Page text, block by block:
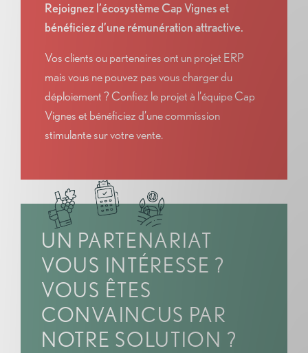
Rejoignez l’écosystème Cap Vignes et
bénéficiez d’une rémunération attractive.
Vos clients ou partenaires ont un projet ERP
mais vous ne pouvez pas vous charger du
déploiement ? Confiez le projet à l’équipe Cap
Vignes et bénéficiez d’une commission
stimulante sur votre vente.
UN PARTENARIAT
VOUS INTÉRESSE ?
VOUS ÊTES
CONVAINCUS PAR
NOTRE SOLUTION ?